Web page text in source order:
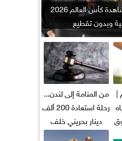
أفضل موقع لمشاهدة كأس العالم 2026
وبدون تقطيع
| من المنامة إلى لندن...
رحلة استعادة 200 ألف
دينار بحريني خلف
قضبان...